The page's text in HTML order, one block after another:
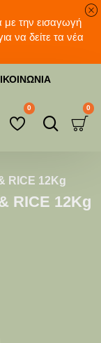
με την εισαγωγή
να δείτε τα νέα
0 0
RICE 12Kg
RICE 12Kg